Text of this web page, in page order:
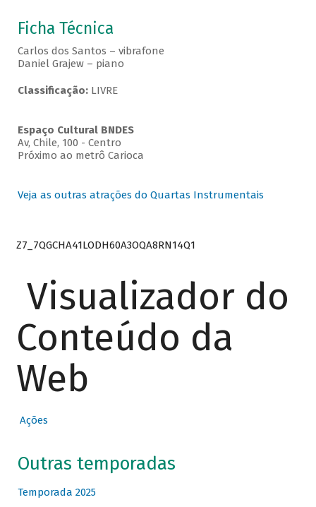
Ficha Técnica
Carlos dos Santos – vibrafone
Daniel Grajew – piano
Classificação: LIVRE
Espaço Cultural BNDES
Av, Chile, 100 - Centro
Próximo ao metrô Carioca
Veja as outras atrações do Quartas Instrumentais
Z7_7QGCHA41LODH60A3OQA8RN14Q1
Visualizador do
Conteúdo da
Web
Ações
Outras temporadas
Temporada 2025